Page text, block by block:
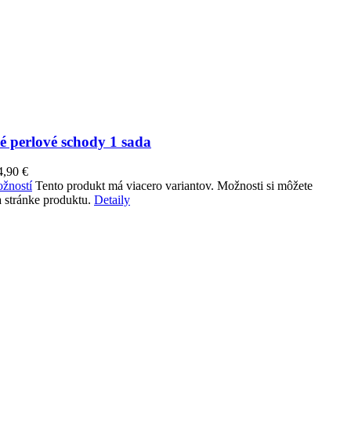
perlové schody 1 sada
€
Tento produkt má viacero variantov. Možnosti si môžete
produktu. Detaily